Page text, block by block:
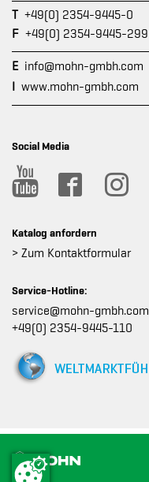
T +49(0) 2354-9445-0
F +49(0) 2354-9445-299
E info@mohn-gmbh.com
I www.mohn-gmbh.com
Social Media
Katalog anfordern
> Zum Kontaktformular
Service-Hotline:
service@mohn-gmbh.com
+49(0) 2354-9445-110